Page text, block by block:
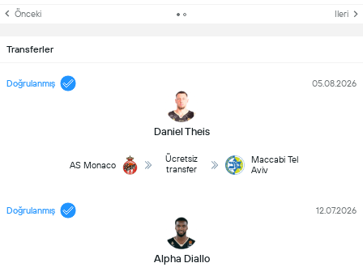
Önceki Ileri
Transferler
Doğrulanmış
Daniel Theis
05.08.2026
AS Monaco
Ücretsiz
transfer
Maccabi Tel
Aviv
Doğrulanmış
Alpha Diallo
12.07.2026